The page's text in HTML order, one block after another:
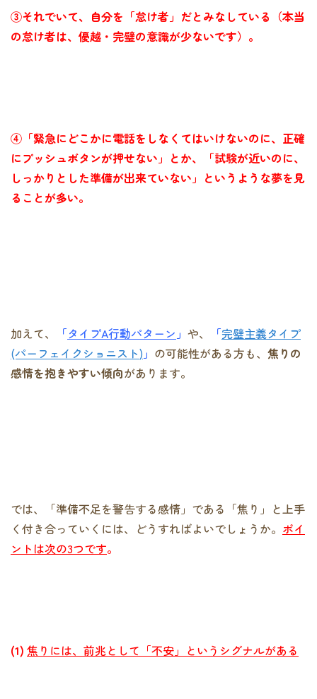
③それでいて、自分を「怠け者」だとみなしている（本当
の怠け者は、優越・完璧の意識が少ないです）。
④「緊急にどこかに電話をしなくてはいけないのに、正確
にプッシュボタンが押せない」とか、「試験が近いのに、
しっかりとした準備が出来ていない」というような夢を見
ることが多い。
加えて、 「タイプA行動パターン 」 や、 「完璧主義タイプ
(パーフェイクショニスト) 」 の可能性がある方も、 焦りの
感情を抱きやすい傾向があります。
では、「準備不足を警告する感情」である「焦り」と上手
く付き合っていくには、どうすればよいでしょうか。 ポイ
ントは次の3つです。
(1) 焦りには、前兆として「不安」というシグナルがある